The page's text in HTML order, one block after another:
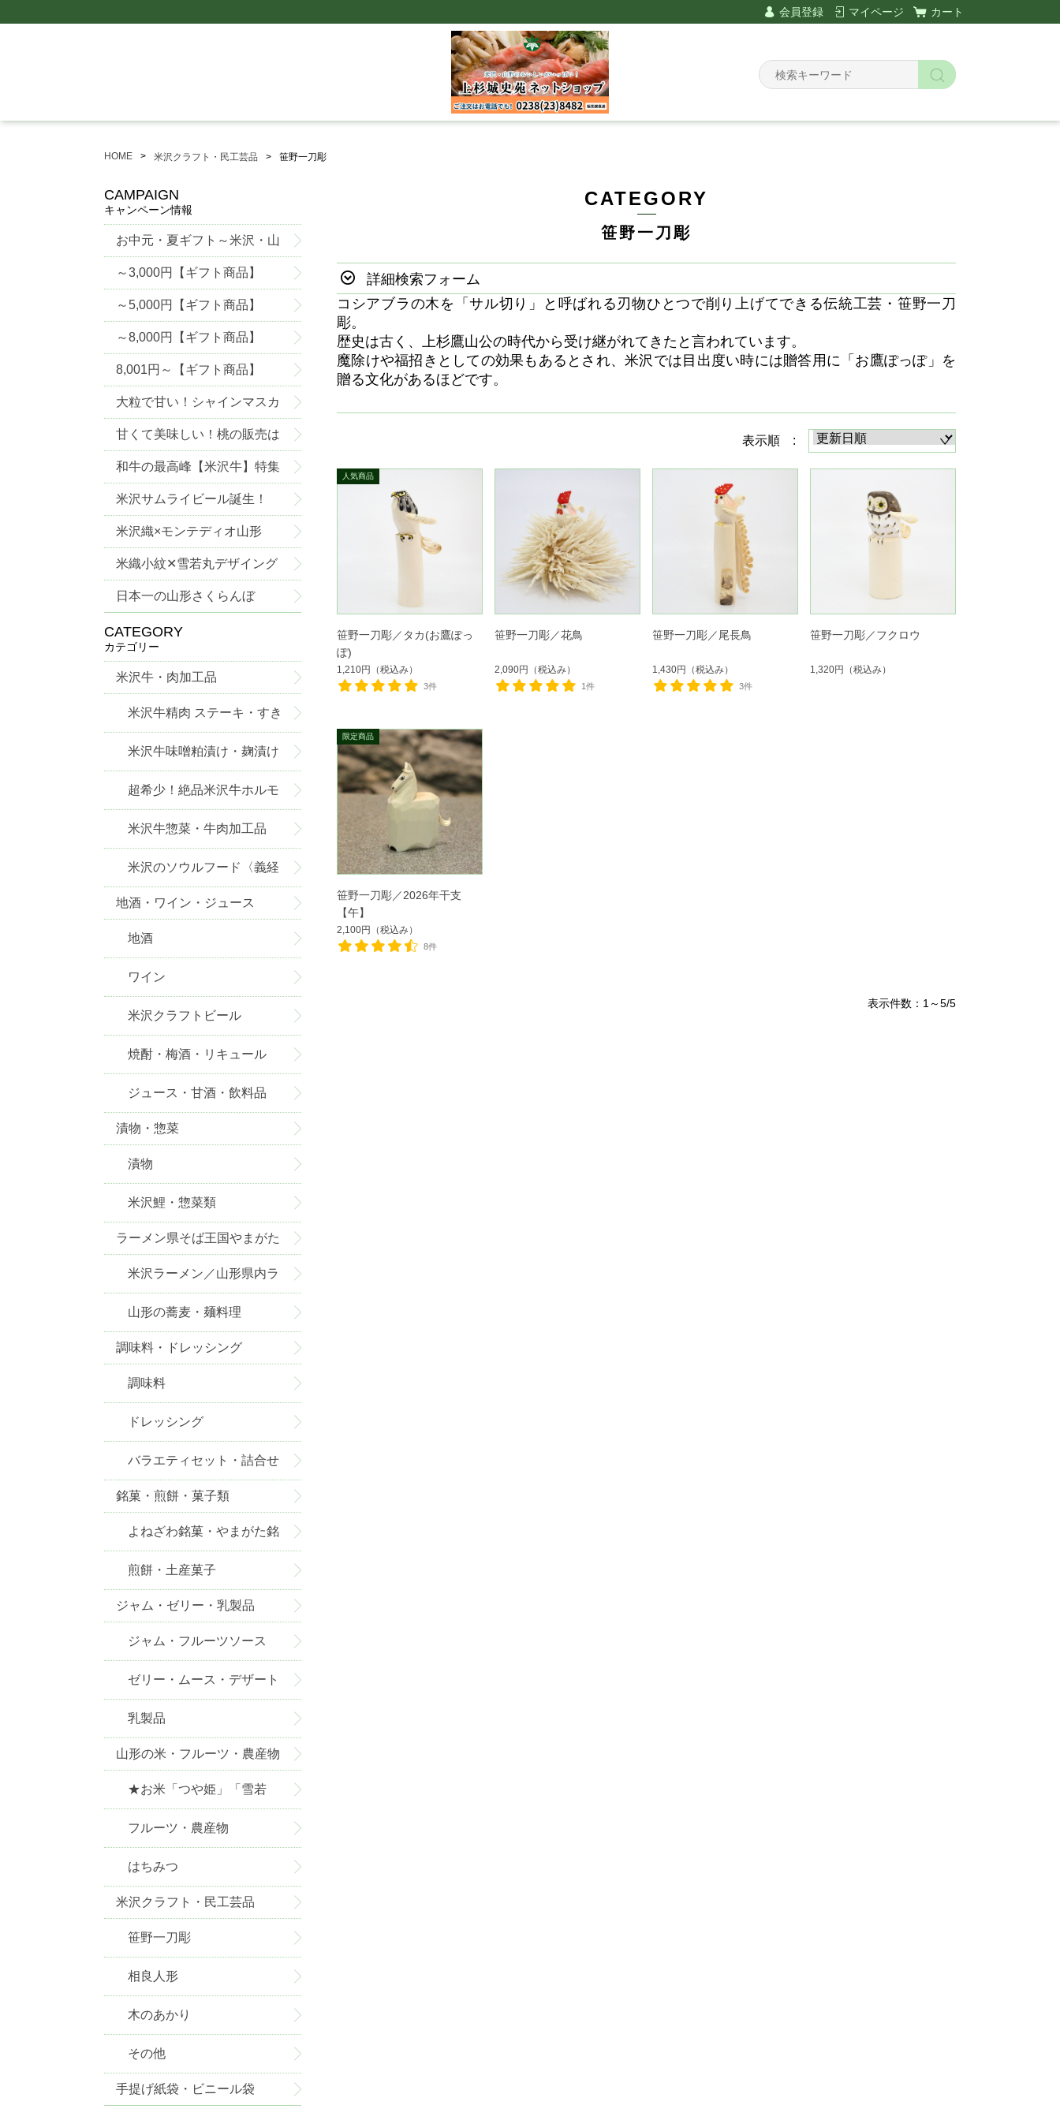
会員登録 マイページ カート
HOME 米沢クラフト・民工芸品 笹野一刀彫
CATEGORY
笹野一刀彫
詳細検索フォーム
コシアブラの木を「サル切り」と呼ばれる刃物ひとつで削り上げてできる伝統工芸・笹野一刀
彫。
歴史は古く、上杉鷹山公の時代から受け継がれてきたと言われています。
魔除けや福招きとしての効果もあるとされ、米沢では目出度い時には贈答用に「お鷹ぽっぽ」を
贈る文化があるほどです。
表示順 :
笹野一刀彫／タカ(お鷹ぽっ
ぽ)
1,210円 （税込み）
3件
笹野一刀彫／花鳥
2,090円 （税込み）
1件
笹野一刀彫／尾長鳥
1,430円 （税込み）
3件
笹野一刀彫／フクロウ
1,320円 （税込み）
笹野一刀彫／2026年干支
【午】
2,100円 （税込み）
8件
表示件数：1～5/5
CAMPAIGN
キャンペーン情報
お中元・夏ギフト～米沢・山
形グルメ特集～
～3,000円【ギフト商品】
～5,000円【ギフト商品】
～8,000円【ギフト商品】
8,001円～【ギフト商品】
大粒で甘い！シャインマスカ
ットご予約承り中！
甘くて美味しい！桃の販売は
じめました！
和牛の最高峰【米沢牛】特集
米沢サムライビール誕生！
米沢織×モンテディオ山形
米織小紋✕雪若丸デザイング
ッズ
日本一の山形さくらんぼ
CATEGORY
カテゴリー
米沢牛・肉加工品
米沢牛精肉 ステーキ・すき
焼き・しゃぶしゃぶ・焼肉
米沢牛味噌粕漬け・麹漬け
超希少！絶品米沢牛ホルモ
ン米沢牛惣菜・牛肉加工品
米沢のソウルフード〈義経
焼〉
地酒・ワイン・ジュース
地酒
ワイン
米沢クラフトビール
焼酎・梅酒・リキュール
ジュース・甘酒・飲料品
漬物・惣菜
漬物
米沢鯉・惣菜類
ラーメン県そば王国やまがた
米沢ラーメン／山形県内ラ
ーメン
山形の蕎麦・麺料理
調味料・ドレッシング
調味料
ドレッシング
バラエティセット・詰合せ
銘菓・煎餅・菓子類
よねざわ銘菓・やまがた銘
菓煎餅・土産菓子
ジャム・ゼリー・乳製品
ジャム・フルーツソース
ゼリー・ムース・デザート
乳製品
山形の米・フルーツ・農産物
★お米「つや姫」「雪若
丸」お取り寄せ★
フルーツ・農産物
はちみつ
米沢クラフト・民工芸品
笹野一刀彫
相良人形
木のあかり
その他
手提げ紙袋・ビニール袋